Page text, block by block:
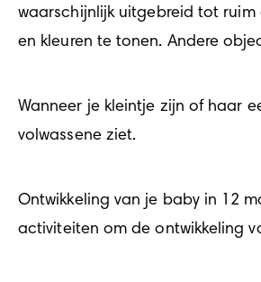
waarschijnlijk uitgebreid tot
en kleuren te tonen. Andere
Wanneer je kleintje zijn of haar
volwassene ziet.
Ontwikkeling van je baby in 12
activiteiten om de ontwikkeling